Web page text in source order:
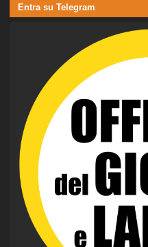
Entra su Telegram